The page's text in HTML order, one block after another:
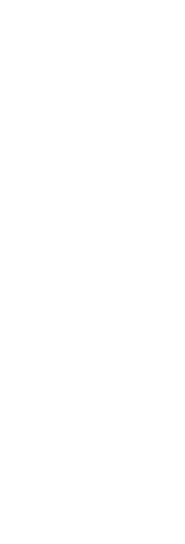
ることは難しいところで
動を実践する ロックダ
スタンスという言葉は皮
な距離を保ちつつ、社会
る必要があるからです。
率の上昇と関係がありま
隔で友人や家族と連絡を
を過ごすこと、余暇活動
な対処法として報告され
将来どうなるのか、いつ
安は誰もが持っていま
ブな感情も生活の一部で
れ、不安を抱くことは極
ス博士はアクセプタン
ACT）の世界的に有名な
うまく対処するための戦
ています。例えば、あな
クダウンで家族に会えな
30秒間集中します。次
えている」というフレー
します。最後に、この